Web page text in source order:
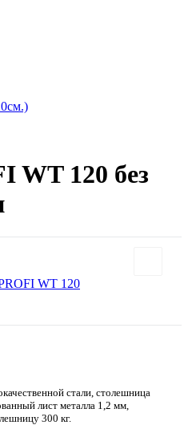
WT 120 без
стали, столешница
лист металла 1,2 мм,
300 кг.